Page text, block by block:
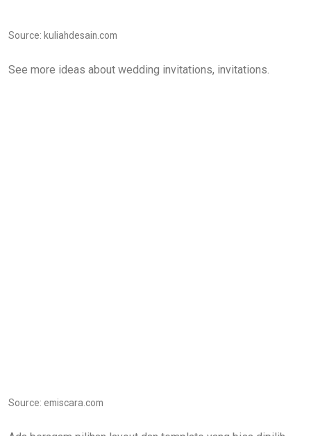
Source: kuliahdesain.com
See more ideas about wedding invitations, invitations.
Source: emiscara.com